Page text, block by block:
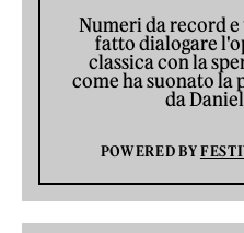
Numeri da record
fatto dialogare
classica con la
come ha suonato la
da
POWERED BY